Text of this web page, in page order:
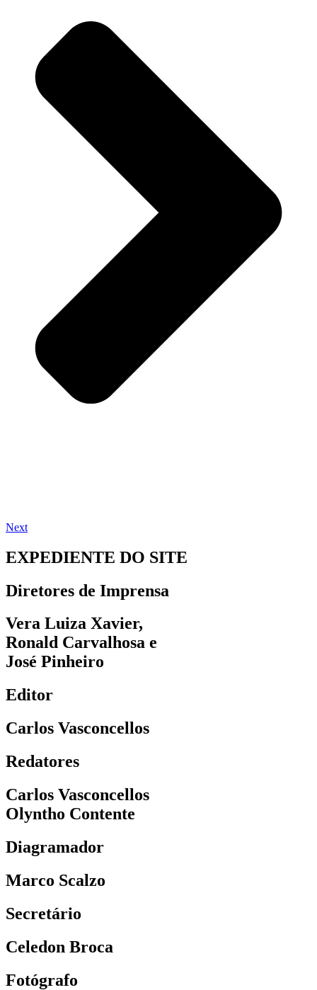
Next
EXPEDIENTE DO SITE
Diretores de Imprensa
Vera Luiza Xavier,
Ronald Carvalhosa e
José Pinheiro
Editor
Carlos Vasconcellos
Redatores
Carlos Vasconcellos
Olyntho Contente
Diagramador
Marco Scalzo
Secretário
Celedon Broca
Fotógrafo